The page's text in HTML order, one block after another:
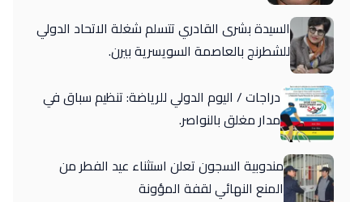
السيدة بشرى القادري تتسلم شغلة الاتحاد الدولي
للشطرنج بالعاصمة السويسرية بيرن.
دراجات / اليوم الدولي للرياضة: تنظيم سباق في
مدار مغلق بالنواصر.
مندوبية السجون تعلن استثناء عيد الفطر من
المنع النهائي لقفة المؤونة